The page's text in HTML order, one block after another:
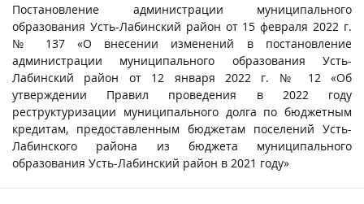
Постановление администрации муниципального
образования Усть-Лабинский район от 15 февраля 2022 г.
№ 137 «О внесении изменений в постановление
администрации муниципального образования Усть-
Лабинский район от 12 января 2022 г. № 12 «Об
утверждении Правил проведения в 2022 году
реструктуризации муниципального долга по бюджетным
кредитам, предоставленным бюджетам поселений Усть-
Лабинского района из бюджета муниципального
образования Усть-Лабинский район в 2021 году»